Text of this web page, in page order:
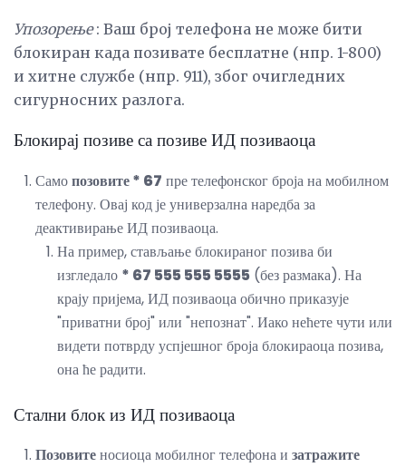
Упозорење: Ваш број телефона не може бити
блокиран када позивате бесплатне (нпр. 1-800)
и хитне службе (нпр. 911), због очигледних
сигурносних разлога.
Блокирај позиве са позиве ИД позиваоца
Самопозовите * 67 пре телефонског броја на мобилном
телефону. Овај код је универзална наредба за
деактивирање ИД позиваоца.
На пример, стављање блокираног позива би
изгледало * 67 555 555 5555 (без размака). На
крају пријема, ИД позиваоца обично приказује
"приватни број" или "непознат". Иако нећете чути или
видети потврду успјешног броја блокираоца позива,
она ће радити.
Стални блок из ИД позиваоца
Позовитеносиоца мобилног телефона и затражите